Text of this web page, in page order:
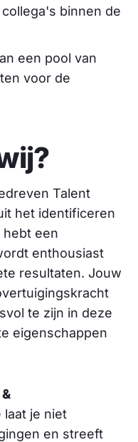
binnen de
een pool van
voor de
Talent
het identificeren
hebt een
enthousiast
resultaten. Jouw
te zijn in deze
eigenschappen
laat je niet
en streeft